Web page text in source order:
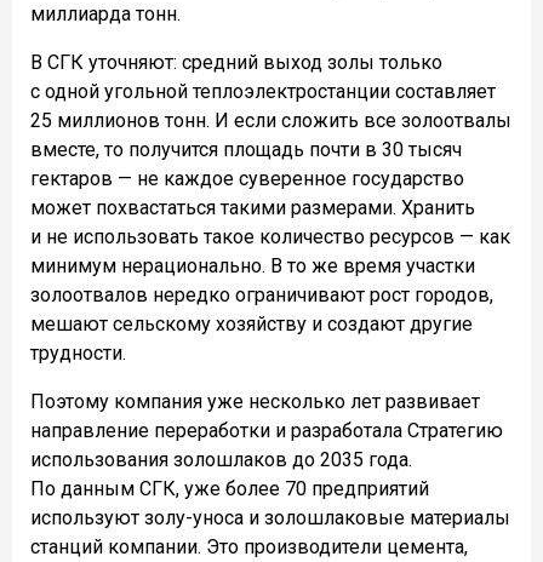
миллиарда тонн.
В СГК уточняют: средний выход золы только
с одной угольной теплоэлектростанции составляет
25 миллионов тонн. И если сложить все золоотвалы
вместе, то получится площадь почти в 30 тысяч
гектаров — не каждое суверенное государство
может похвастаться такими размерами. Хранить
и не использовать такое количество ресурсов — как
минимум нерационально. В то же время участки
золоотвалов нередко ограничивают рост городов,
мешают сельскому хозяйству и создают другие
трудности.
Поэтому компания уже несколько лет развивает
направление переработки и разработала Стратегию
использования золошлаков до 2035 года.
По данным СГК, уже более 70 предприятий
используют золу-уноса и золошлаковые материалы
станций компании. Это производители цемента,